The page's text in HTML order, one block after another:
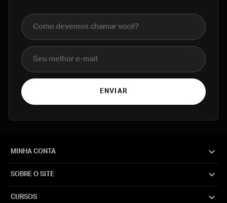
Nome completo
E-mail
ENVIAR
MINHA CONTA
SOBRE O SITE
CURSOS